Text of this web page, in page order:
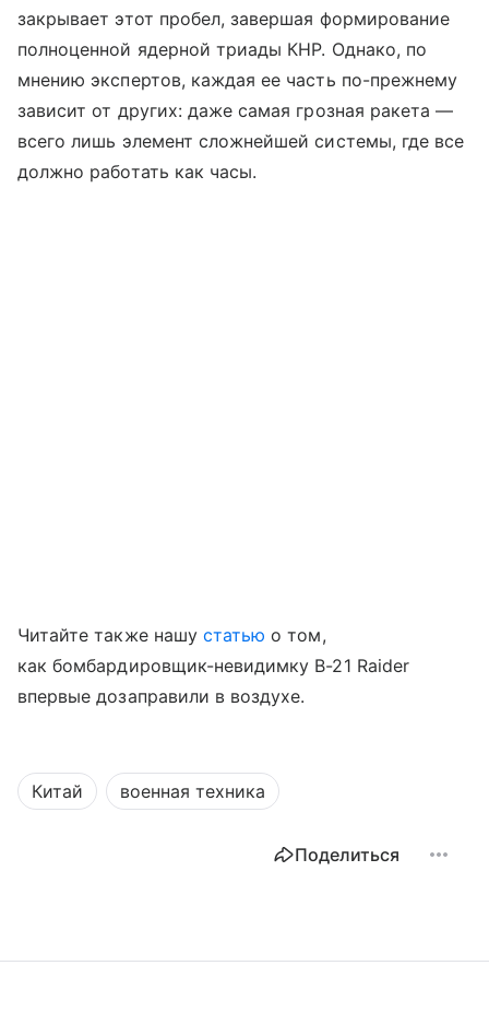
закрывает этот пробел, завершая формирование
полноценной ядерной триады КНР. Однако, по
мнению экспертов, каждая ее часть по-прежнему
зависит от других: даже самая грозная ракета —
всего лишь элемент сложнейшей системы, где все
должно работать как часы.
Читайте также нашу статью о том,
как бомбардировщик-невидимку B-21 Raider
впервые дозаправили в воздухе.
Китай военная техника
Поделиться